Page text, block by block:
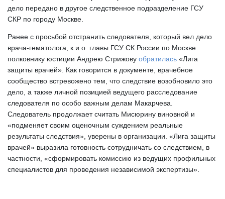
дело передано в другое следственное подразделение ГСУ
СКР по городу Москве.
Ранее с просьбой отстранить следователя, который вел дело
врача-гематолога, к и.о. главы ГСУ СК России по Москве
полковнику юстиции Андрею Стрижову обратилась «Лига
защиты врачей». Как говорится в документе, врачебное
сообщество встревожено тем, что следствие возобновило это
дело, а также личной позицией ведущего расследование
следователя по особо важным делам Макарчева.
Следователь продолжает считать Мисюрину виновной и
«подменяет своим оценочным суждением реальные
результаты следствия», уверены в организации. «Лига защиты
врачей» выразила готовность сотрудничать со следствием, в
частности, «сформировать комиссию из ведущих профильных
специалистов для проведения независимой экспертизы».